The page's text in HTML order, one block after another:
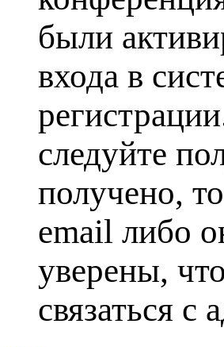
были
входа в
следуйте
получено,
email либо
уверены,
связаться с